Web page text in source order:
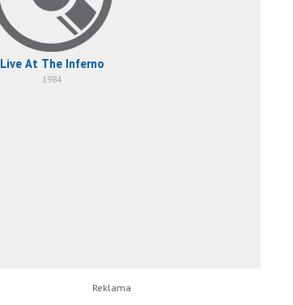
Live At The Inferno
1984